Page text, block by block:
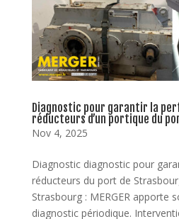
Diagnostic pour garantir la
réducteurs d’un portique du
Nov 4, 2025
Diagnostic diagnostic pour
réducteurs du port de
Strasbourg : MERGER apporte
diagnostic périodique.